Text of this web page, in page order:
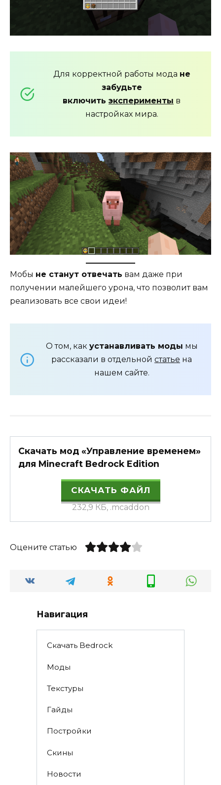
Для корректной работы мода не
забудьте
включить эксперименты в
настройках мира.
Мобы не станут отвечать вам даже при
получении малейшего урона, что позволит вам
реализовать все свои идеи!
О том, как устанавливать моды мы
рассказали в отдельной статье на
нашем сайте.
Скачать мод «Управление временем»
для Minecraft Bedrock Edition
СКАЧАТЬ ФАЙЛ
232,9 КБ, .mcaddon
Оцените статью
Навигация
Скачать Bedrock
Моды
Текстуры
Гайды
Постройки
Скины
Новости